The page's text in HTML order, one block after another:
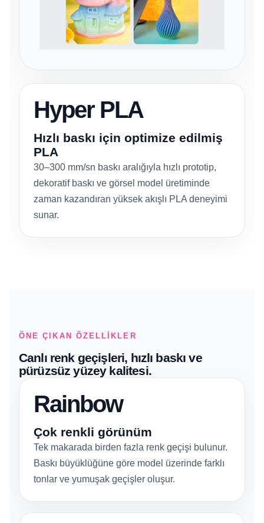
Hyper PLA
Hızlı baskı için optimize edilmiş
PLA
30–300 mm/sn baskı aralığıyla hızlı prototip,
dekoratif baskı ve görsel model üretiminde
zaman kazandıran yüksek akışlı PLA deneyimi
sunar.
ÖNE ÇIKAN ÖZELLIKLER
Canlı renk geçişleri, hızlı baskı ve
pürüzsüz yüzey kalitesi.
Rainbow
Çok renkli görünüm
Tek makarada birden fazla renk geçişi bulunur.
Baskı büyüklüğüne göre model üzerinde farklı
tonlar ve yumuşak geçişler oluşur.